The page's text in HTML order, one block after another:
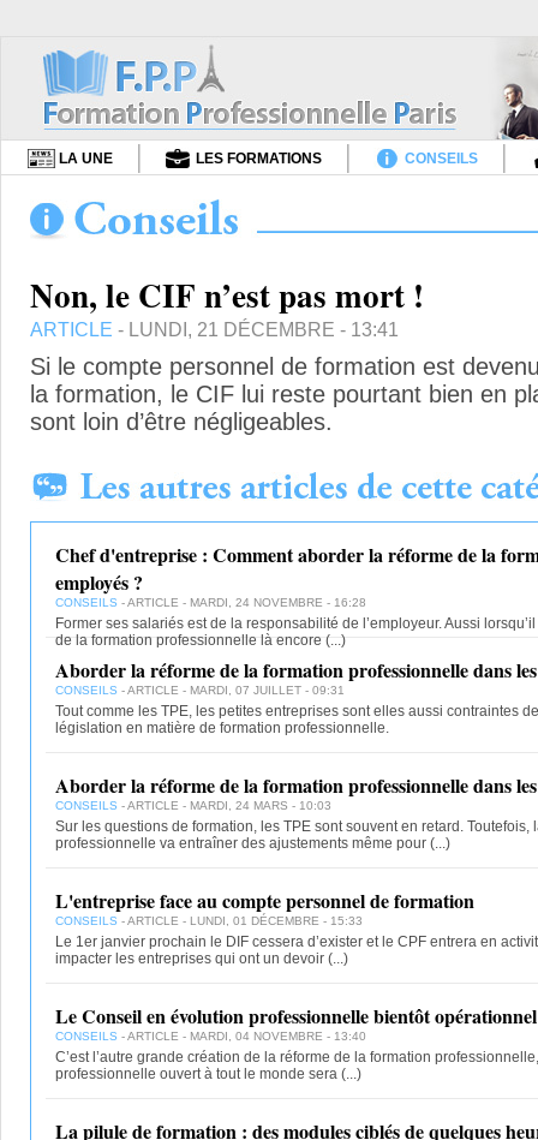
LA UNE LES FORMATIONS CONSEILS
Non, le CIF n’est pas mort !
ARTICLE - LUNDI, 21 DÉCEMBRE - 13:41
Si le compte personnel de formation est
la formation, le CIF lui reste pourtant bien en
sont loin d’être négligeables.
Chef d'entreprise : Comment aborder la réforme de la
employés ?
CONSEILS - ARTICLE - MARDI, 24 NOVEMBRE - 16:28
Former ses salariés est de la responsabilité de l’employeur. Aussi
de la formation professionnelle là encore (...)
Aborder la réforme de la formation professionnelle dans
CONSEILS - ARTICLE - MARDI, 07 JUILLET - 09:31
Tout comme les TPE, les petites entreprises sont elles aussi contraintes
législation en matière de formation professionnelle.
Aborder la réforme de la formation professionnelle dans
CONSEILS - ARTICLE - MARDI, 24 MARS - 10:03
Sur les questions de formation, les TPE sont souvent en retard. Toutefois,
professionnelle va entraîner des ajustements même pour (...)
L'entreprise face au compte personnel de formation
CONSEILS - ARTICLE - LUNDI, 01 DÉCEMBRE - 15:33
Le 1er janvier prochain le DIF cessera d’exister et le CPF entrera en
impacter les entreprises qui ont un devoir (...)
Le Conseil en évolution professionnelle bientôt opérationnel
CONSEILS - ARTICLE - MARDI, 04 NOVEMBRE - 13:40
C’est l’autre grande création de la réforme de la formation
professionnelle ouvert à tout le monde sera (...)
La pilule de formation : des modules ciblés de quelques